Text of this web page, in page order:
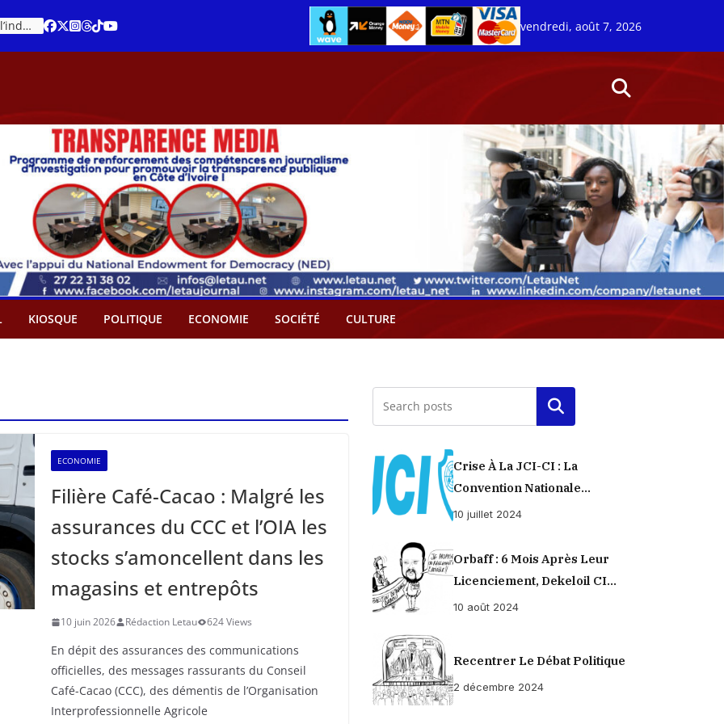
Cacao – Prix minimum garanti : Des producteurs demande son abandon vendredi, août 7, 2026
KIOSQUE POLITIQUE ECONOMIE SOCIÉTÉ CULTURE
ECONOMIE
Filière Café-Cacao : Malgré les
assurances du CCC et l’OIA les
stocks s’amoncellent dans les
magasins et entrepôts
10 juin 2026 Rédaction Letau 624 Views
En dépit des assurances des communications
officielles, des messages rassurants du Conseil
Café-Cacao (CCC), des démentis de l’Organisation
Interprofessionnelle Agricole
Rechercher
Crise À La JCI-CI : La
Convention Nationale
Provisoirement Suspendue
10 juillet 2024
Orbaff : 6 Mois Après Leur
Licenciement, Dekeloil CI
Propose À Ses Ex-Ouvriers Un
10 août 2024
Recentrer Le Débat Politique
2 décembre 2024